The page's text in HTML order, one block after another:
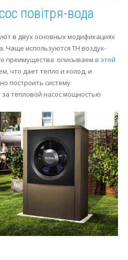
повітря-вода
в двух основных модификациях
Чаще используются ТН воздух-
преимущества описываем в этой
что дает тепло и холод, и
построить систему
тепловой насос мощностью